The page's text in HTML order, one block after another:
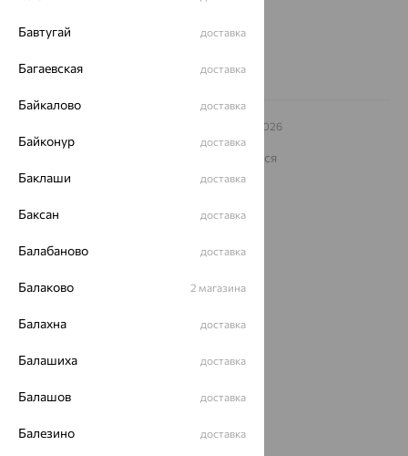
Заказать звонок
– 2026
Архив акций
Карта сайта
На информационном ресурсе применяются
рекомендательные технологии
Политика конфеденциальности
Бавтугай доставка
Багаевская доставка
Байкалово доставка
Байконур доставка
Баклаши доставка
Баксан доставка
Балабаново доставка
Балаково 2 магазина
Балахна доставка
Балашиха доставка
Балашов доставка
Балезино доставка